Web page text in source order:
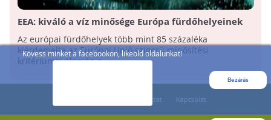
Kövess minket a facebookon, likeold oldalunkat!
Bezárás
EEA: kiváló a víz minősége Európa fürdőhelyeinek
túlnyomó részén
Az európai fürdőhelyek több mint 85 százaléka
kiérdemelte az Európai Unió szigorú minősítési
kritériumai alapján a ...